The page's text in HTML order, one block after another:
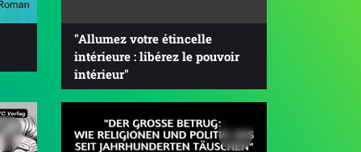
"Allumez votre étincelle
intérieure : libérez le pouvoir
intérieur"